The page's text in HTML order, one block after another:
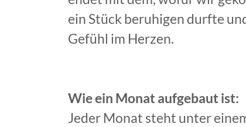
ein Stück beruhigen durfte
Gefühl im Herzen.
Wie ein Monat aufgebaut ist:
Jeder Monat steht unter